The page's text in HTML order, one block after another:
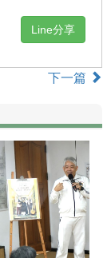
Line分享
下一篇